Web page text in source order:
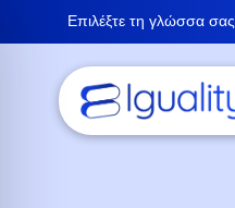
Επιλέξτε τη γλώσσα σας